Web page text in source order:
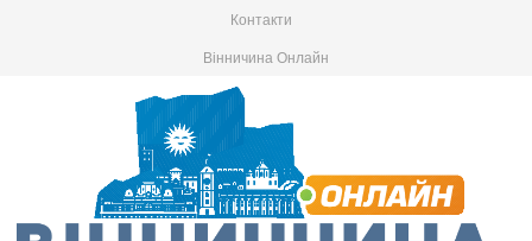
Контакти
Вінничина Онлайн